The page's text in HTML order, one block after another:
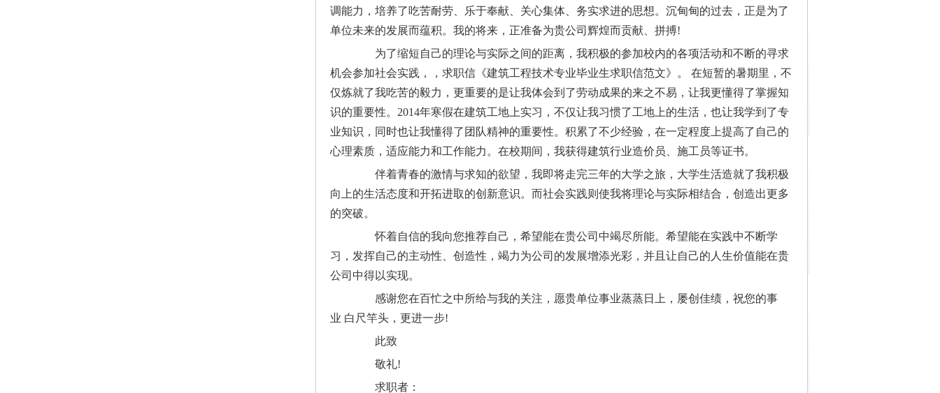
调能力，培养了吃苦耐劳、乐于奉献、关心集体、务实求进的思想。沉甸甸的过去，正是为了
单位未来的发展而蕴积。我的将来，正准备为贵公司辉煌而贡献、拼搏!
为了缩短自己的理论与实际之间的距离，我积极的参加校内的各项活动和不断的寻求
机会参加社会实践，，求职信《建筑工程技术专业毕业生求职信范文》。 在短暂的暑期里，不
仅炼就了我吃苦的毅力，更重要的是让我体会到了劳动成果的来之不易，让我更懂得了掌握知
识的重要性。2014年寒假在建筑工地上实习，不仅让我习惯了工地上的生活，也让我学到了专
业知识，同时也让我懂得了团队精神的重要性。积累了不少经验，在一定程度上提高了自己的
心理素质，适应能力和工作能力。在校期间，我获得建筑行业造价员、施工员等证书。
伴着青春的激情与求知的欲望，我即将走完三年的大学之旅，大学生活造就了我积极
向上的生活态度和开拓进取的创新意识。而社会实践则使我将理论与实际相结合，创造出更多
的突破。
怀着自信的我向您推荐自己，希望能在贵公司中竭尽所能。希望能在实践中不断学
习，发挥自己的主动性、创造性，竭力为公司的发展增添光彩，并且让自己的人生价值能在贵
公司中得以实现。
感谢您在百忙之中所给与我的关注，愿贵单位事业蒸蒸日上，屡创佳绩，祝您的事
业 白尺竿头，更进一步!
此致
敬礼!
求职者：